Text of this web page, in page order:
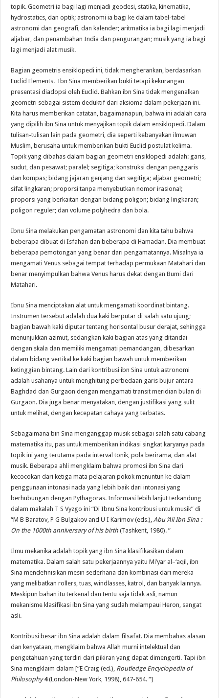
topik.Geometri ia bagi lagi menjadi geodesi statika kinematika
hydrostatics ,dan optik; astronomi ia bagi ke dalam tabel-tabel
astronomi dan geografi ,dan kalender; aritmatika ia bagi lagi menjadi
aljabar ,dan penambahan India dan pengurangan; musik yang ia bagi
lagi menjadi alat musik.
Bagian geometris ensiklopedi ini ,tidak mengherankan berdasarkan
Euclid Elements. IbnSina memberikan bukti tetapi kekurangan
presentasidiadopsi oleh Euclid . Bahkan ibn Sinatidak mengenalkan
geometri sebagai sistem deduktif dari aksioma dalam pekerjaan ini.
Kita harus memberikan catatan, bagaimanapun, bahwa ini adalah cara
yang dipilih ibn Sina untuk menyajikan topik dalam ensiklopedi. Dalam
tulisan-tulisan lain pada geometri, dia seperti kebanyakan ilmuwan
Muslim, berusaha untuk memberikan bukti Euclid postulat kelima.
Topik yang dibahas dalam bagian geometri ensiklopedi adalah: garis
sudut dan pesawat; paralel ; segitiga; konstruksi dengan penggaris
dan kompas; bidang jajaran genjang dan segitiga; aljabar geometri;
sifat lingkaran; proporsi tanpa menyebutkan nomor irasional;
proporsi yang berkaitan dengan bidang poligon; bidang lingkaran;
poligon reguler; dan volume polyhedra dan bola.
Ibnu Sina me lakukan pengamatan astronomi dan kita tahu bahwa
beberapa dibuat di Isfahan dan beberapa di Hamadan.Dia membuat
beberapa pemotongan yang benar dari pengamatannya.Misalnya ia
mengamati Venus sebagai tempat terhadap permukaan Matahari dan
benar menyimpulkan bahwa Venus harus dekat dengan Bumi dari
Matahari.
Ibnu Sina menciptakan alat untuk mengamati koordinat bintang.
Instrumen tersebut adalah dua kaki berputar di salah satu ujung;
bagian bawah kaki diputar tentang horisontal busur derajat, sehingga
menunjukkan azimut, sedangkan kaki bagian atas yang ditandai
dengan skala dan memiliki mengamati pemandangan, dibesarkan
dalam bidang vertikal ke kaki bagian bawah untuk memberikan
ketinggian bintang. Lain dari kontribusi ibn Sina untuk astronomi
adalah usahanya untuk menghitung perbedaan garis bujur antara
Baghdad dan Gurgaon dengan mengamati transit meridian bulan di
Gurgaon. Dia juga benar menyatakan, dengan justifikasi yang sulit
untuk melihat, dengan kecepatan cahaya yang terbatas.
Sebagaimana bin Sina menganggap musik sebagai salah satu cabang
matematika itu, pas untuk memberikan indikasi singkat karyanya pada
topik ini yang terutama pada interval tonik, pola berirama, dan alat
musik. Beberapa ahli mengklaim bahwa promosi ibn Sina dari
kecocokan dari ketiga mata pelajaran pokok menuntun ke dalam
penggunaan intonasi nada yang lebih baik dari intonasi yang
berhubungan dengan Pythagoras. Informasi lebih lanjut terkandung
dalam makalah T S Vyzgo ini“Di Ibnu Sina kontribusi untuk musik” di
“M B Baratov, P G Bulgakov and U I Karimov (eds.),Abu ‘Ali Ibn Sina :
On the 1000th anniversary of his birth (Tashkent, 1980). ”
Ilmu mekanika adalah topik yang ibnSina klasifikasikan dalam
matematika.Dalam salah satu pekerjaannya yaituMi’yar al –‘aqil,ibn
Sina mendefinisikan mesin sederhana dan kombinasi dari mereka
yang melibatkan rollers ,tuas ,windlasses katrol ,dan banyak lainnya.
Meskipun bahan itu terkenal dan tentu saja tidak asli, namun
mekanisme klasifikasi ibnSina yang sudah melampauiHeron sangat
asli.
Kontribusi besar ibn Sina adalah dalam filsafat. Dia membahas alasan
dan kenyataan, mengklaim bahwa Allah murni intelektual dan
pengetahuan yang terdiri dari pikiran yang dapat dimengerti. Tapi ibn
Sina mengklaim dalam [“E Craig (ed.), Routledge Encyclopedia of
Philosophy 4(London-New York, 1998), 647-654. “]